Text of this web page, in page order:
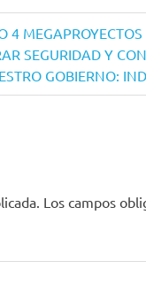
SEGURIDAD Y
GOBIERNO:
Los campos